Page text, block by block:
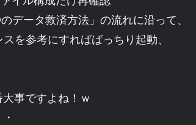
データ救済方法」の流れに沿って、
を参考にすればばっちり起動、
事ですよね！ｗ